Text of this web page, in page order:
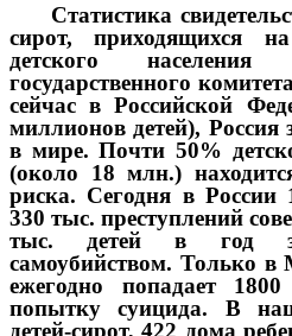
Статистика
сирот, приходящихся
детского
государственного
сейчас в Российской
миллионов детей), Россия
в мире. Почти 50%
(около 18 млн.)
риска. Сегодня в России
330 тыс. преступлений
тыс. детей в год
самоубийством. Только в
ежегодно попадает
попытку суицида. В
детей-сирот, 422 дома